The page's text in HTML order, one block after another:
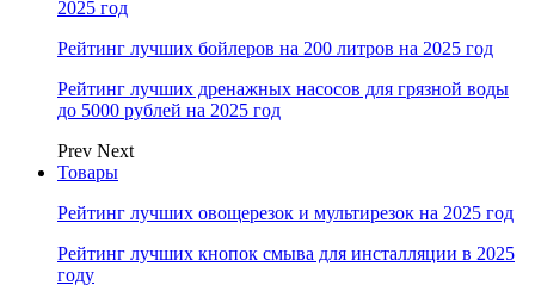
2025 год
Рейтинг лучших бойлеров на 200 литров на 2025 год
Рейтинг лучших дренажных насосов для грязной воды
до 5000 рублей на 2025 год
Prev Next
Товары
Рейтинг лучших овощерезок и мультирезок на 2025 год
Рейтинг лучших кнопок смыва для инсталляции в 2025
году